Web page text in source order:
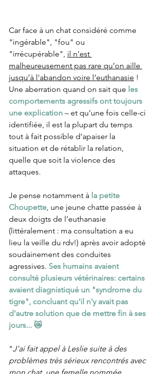
Car face à un chat considéré comme
"ingérable", "fou" ou
"irrécupérable", il n’est
malheureusement pas rare qu’on aille
jusqu’à l'abandon voire l’euthanasie !
Une aberration quand on sait que les
comportements agressifs ont toujours
une explication – et qu’une fois celle-ci
identifiée, il est la plupart du temps
tout à fait possible d’apaiser la
situation et de rétablir la relation,
quelle que soit la violence des
attaques.
Je pense notamment à la petite
Choupette , une jeune chatte passée à
deux doigts de l’euthanasie
(littéralement : ma consultation a eu
lieu la veille du rdv!) après avoir adopté
soudainement des conduites
agressives. Ses humains avaient
consulté plusieurs vétérinaires: certains
avaient diagnistiqué un "syndrome du
tigre", concluant qu'il n'y avait pas
d'autre solution que de mettre fin à ses
jours... 😿
"J'ai fait appel à Leslie suite à des
problèmes très sérieux rencontrés avec
mon chat, une femelle nommée